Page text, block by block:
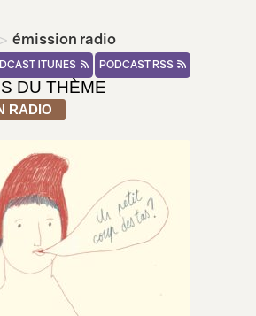
> émission radio
PODCAST RSS
ITUNES
DU THÈME
RADIO